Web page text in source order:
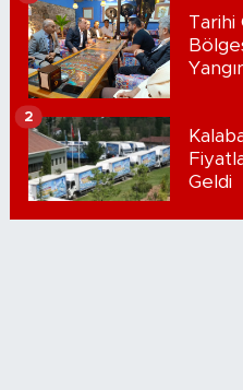
Tarihi
Geldi
2